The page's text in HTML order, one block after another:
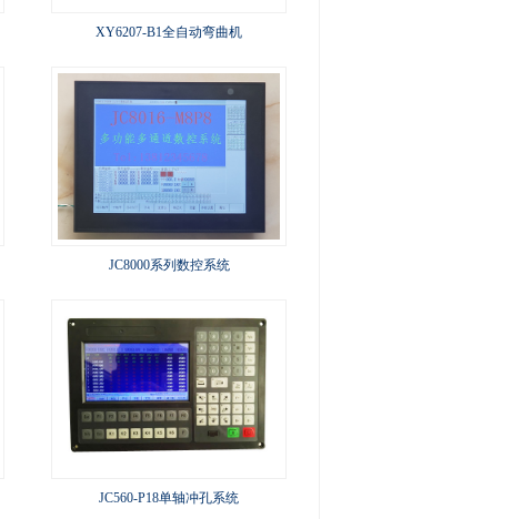
XY6207-B1全自动弯曲机
JC8000系列数控系统
JC560-P18单轴冲孔系统